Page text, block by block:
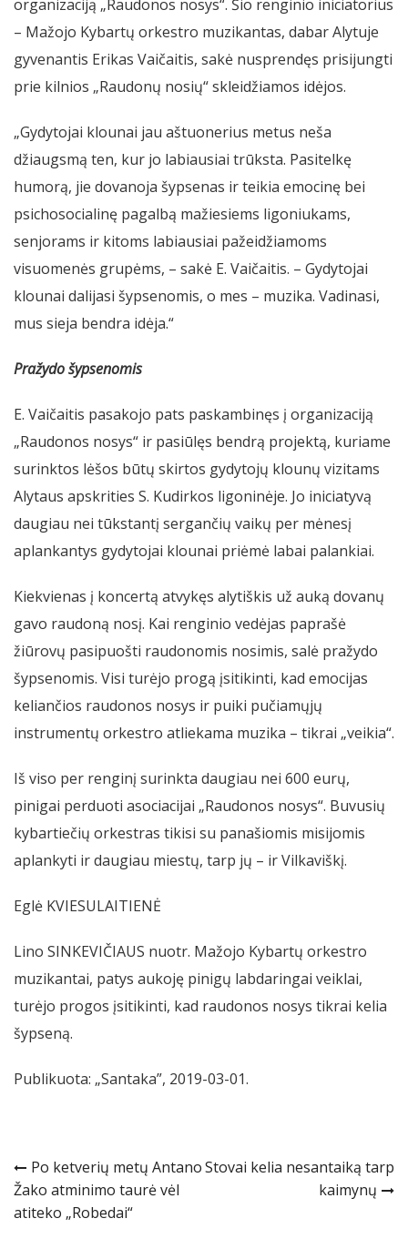
organizaciją „Raudonos nosys“. Šio renginio iniciatorius
– Mažojo Kybartų orkestro muzikantas, dabar Alytuje
gyvenantis Erikas Vaičaitis, sakė nusprendęs prisijungti
prie kilnios „Raudonų nosių“ skleidžiamos idėjos.
„Gydytojai klounai jau aštuonerius metus neša
džiaugsmą ten, kur jo labiausiai trūksta. Pasitelkę
humorą, jie dovanoja šypsenas ir teikia emocinę bei
psichosocialinę pagalbą mažiesiems ligoniukams,
senjorams ir kitoms labiausiai pažeidžiamoms
visuomenės grupėms, – sakė E. Vaičaitis. – Gydytojai
klounai dalijasi šypsenomis, o mes – muzika. Vadinasi,
mus sieja bendra idėja.“
Pražydo šypsenomis
E. Vaičaitis pasakojo pats paskambinęs į organizaciją
„Raudonos nosys“ ir pasiūlęs bendrą projektą, kuriame
surinktos lėšos būtų skirtos gydytojų klounų vizitams
Alytaus apskrities S. Kudirkos ligoninėje. Jo iniciatyvą
daugiau nei tūkstantį sergančių vaikų per mėnesį
aplankantys gydytojai klounai priėmė labai palankiai.
Kiekvienas į koncertą atvykęs alytiškis už auką dovanų
gavo raudoną nosį. Kai renginio vedėjas paprašė
žiūrovų pasipuošti raudonomis nosimis, salė pražydo
šypsenomis. Visi turėjo progą įsitikinti, kad emocijas
keliančios raudonos nosys ir puiki pučiamųjų
instrumentų orkestro atliekama muzika – tikrai „veikia“.
Iš viso per renginį surinkta daugiau nei 600 eurų,
pinigai perduoti asociacijai „Raudonos nosys“. Buvusių
kybartiečių orkestras tikisi su panašiomis misijomis
aplankyti ir daugiau miestų, tarp jų – ir Vilkaviškį.
Eglė KVIESULAITIENĖ
Lino SINKEVIČIAUS nuotr. Mažojo Kybartų orkestro
muzikantai, patys aukoję pinigų labdaringai veiklai,
turėjo progos įsitikinti, kad raudonos nosys tikrai kelia
šypseną.
Publikuota: „Santaka”, 2019-03-01.
Navigacija
tarp
Po ketverių metų Antano
Žako atminimo taurė vėl
atiteko „Robedai“
Stovai kelia nesantaiką tarp
kaimynų